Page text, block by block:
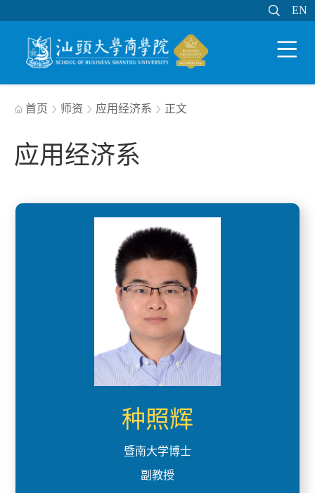
 EN
 EN

 首页  师资  应用经济系  正文
应用经济系
种照辉
暨南大学博士
副教授